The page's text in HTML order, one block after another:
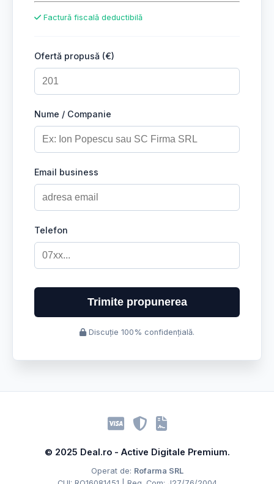
Factură fiscală deductibilă
Ofertă propusă (€)
Nume / Companie
Email business
Telefon
Trimite propunerea
Discuție 100% confidențială.
© 2025 Deal.ro - Active Digitale Premium.
Operat de: Rofarma SRL